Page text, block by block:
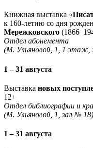
Книжная выставка «
к 160-летию со дня
Мережковского
Отдел абонемента
(М. Ульяновой, 1, 1 этаж,
1 – 31 августа
Выставка новых
12+
Отдел библиографии и
(М. Ульяновой, 1, зал № 18)
1 – 31 августа